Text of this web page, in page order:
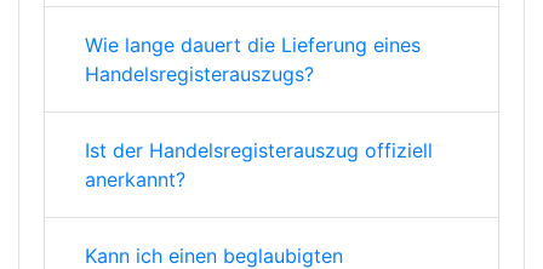
Wie lange dauert die Lieferung eines
Handelsregisterauszugs?
Ist der Handelsregisterauszug offiziell
anerkannt?
Kann ich einen beglaubigten